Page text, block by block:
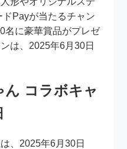
Payが当たるチャン
名に豪華賞品がプレゼ
は、2025年6月30日
ん コラボキャ
、2025年6月30日